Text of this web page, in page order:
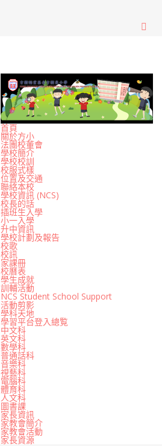
首頁
關於方小
法團校董會
學校簡介
學校校訓
校服式樣
位置及交通
聯絡本校
學校資訊 (NCS)
校長的話
插班生入學
小一入學
升中資訊
學校計劃及報告
校歌
校訊
家課冊
校曆表
學生成就
訓輔活動
NCS Student School Support
活動剪影
學科天地
學習平台登入總覧
中文科
英文科
數學科
普通話科
音樂科
視藝科
電腦科
體育科
人文科
圖書課
家長資訊
家教會簡介
家教會活動
家長資源